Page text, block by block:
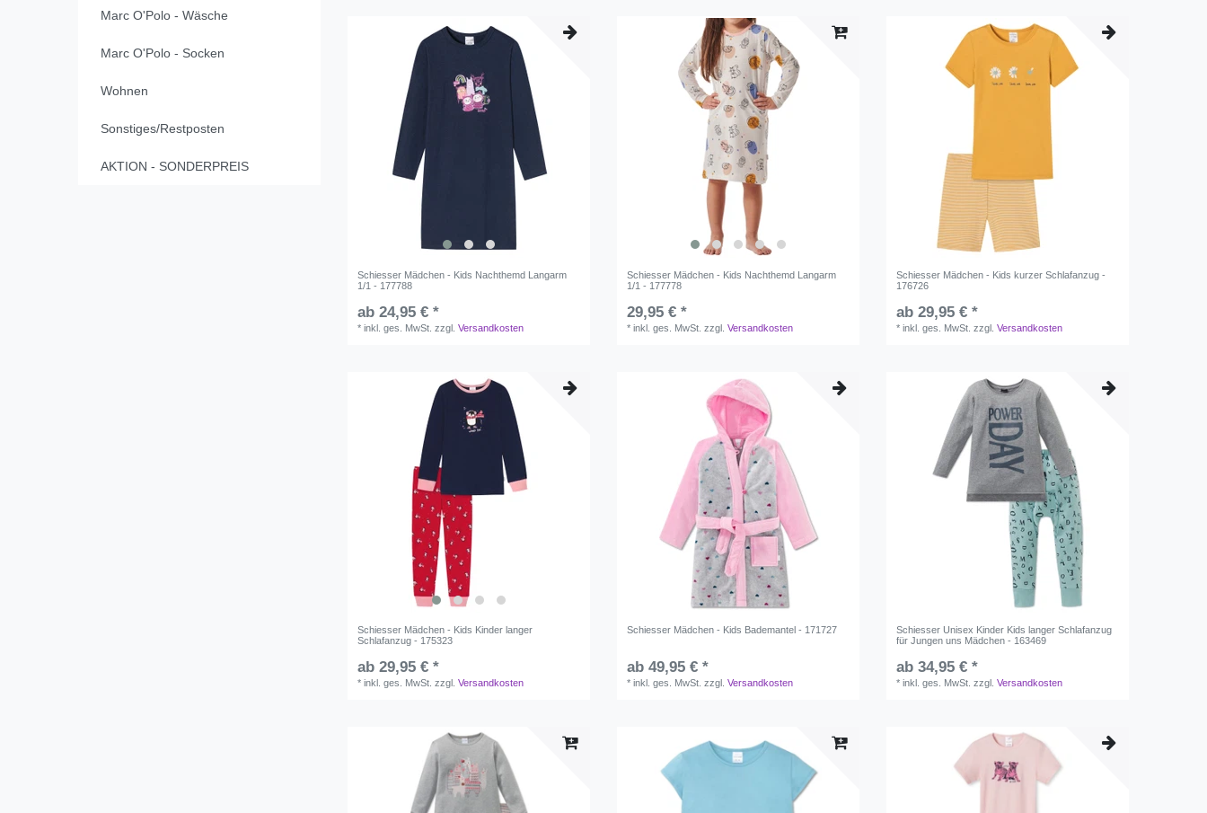
Marc O'Polo - Wäsche
Marc O'Polo - Socken
Wohnen
Sonstiges/Restposten
AKTION - SONDERPREIS
Schiesser Mädchen - Kids Nachthemd Langarm
1/1 - 177788
ab 24,95 € *
*inkl. ges. MwSt. zzgl.Versandkosten
Schiesser Mädchen - Kids Nachthemd Langarm
1/1 - 177778
29,95 € *
*inkl. ges. MwSt. zzgl.Versandkosten
Schiesser Mädchen - Kids kurzer Schlafanzug -
176726
ab 29,95 € *
*inkl. ges. MwSt. zzgl.Versandkosten
Schiesser Mädchen - Kids Kinder langer
Schlafanzug - 175323
ab 29,95 € *
*inkl. ges. MwSt. zzgl.Versandkosten
Schiesser Mädchen - Kids Bademantel - 171727
ab 49,95 € *
*inkl. ges. MwSt. zzgl.Versandkosten
Schiesser Unisex Kinder Kids langer Schlafanzug
für Jungen uns Mädchen - 163469
ab 34,95 € *
*inkl. ges. MwSt. zzgl.Versandkosten